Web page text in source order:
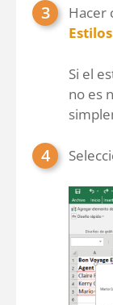
Hacer
Si el
no es